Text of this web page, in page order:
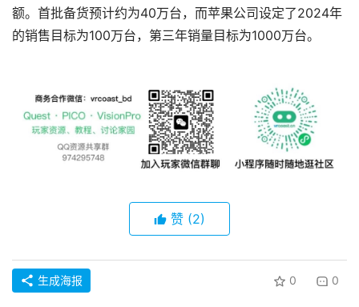
用
新
R
资
额。首批备货预计约为40万台，而苹果公司设定了2024年
的销售目标为100万台，第三年销量目标为1000万台。
赞 (2)
生成海报 0 0